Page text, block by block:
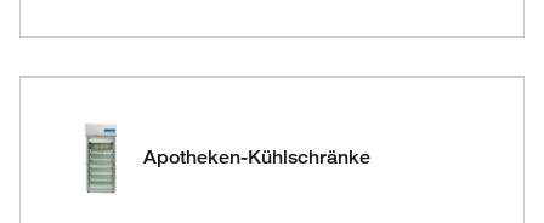
Apotheken-Kühlschränke